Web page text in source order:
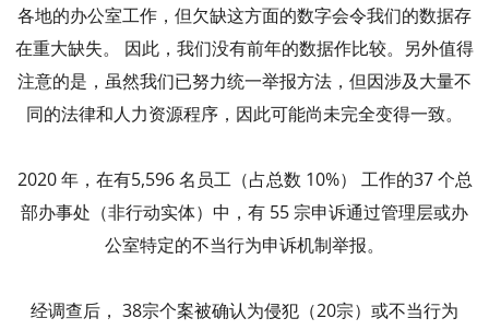
各地的办公室工作，但欠缺这方面的数字会令我们的数据存
在重大缺失。 因此，我们没有前年的数据作比较。另外值得
注意的是，虽然我们已努力统一举报方法，但因涉及大量不
同的法律和人力资源程序，因此可能尚未完全变得一致。
2020 年，在有5,596 名员工（占总数 10%） 工作的37 个总
部办事处（非行动实体）中，有 55 宗申诉通过管理层或办
公室特定的不当行为申诉机制举报。
经调查后， 38宗个案被确认为侵犯（20宗）或不当行为